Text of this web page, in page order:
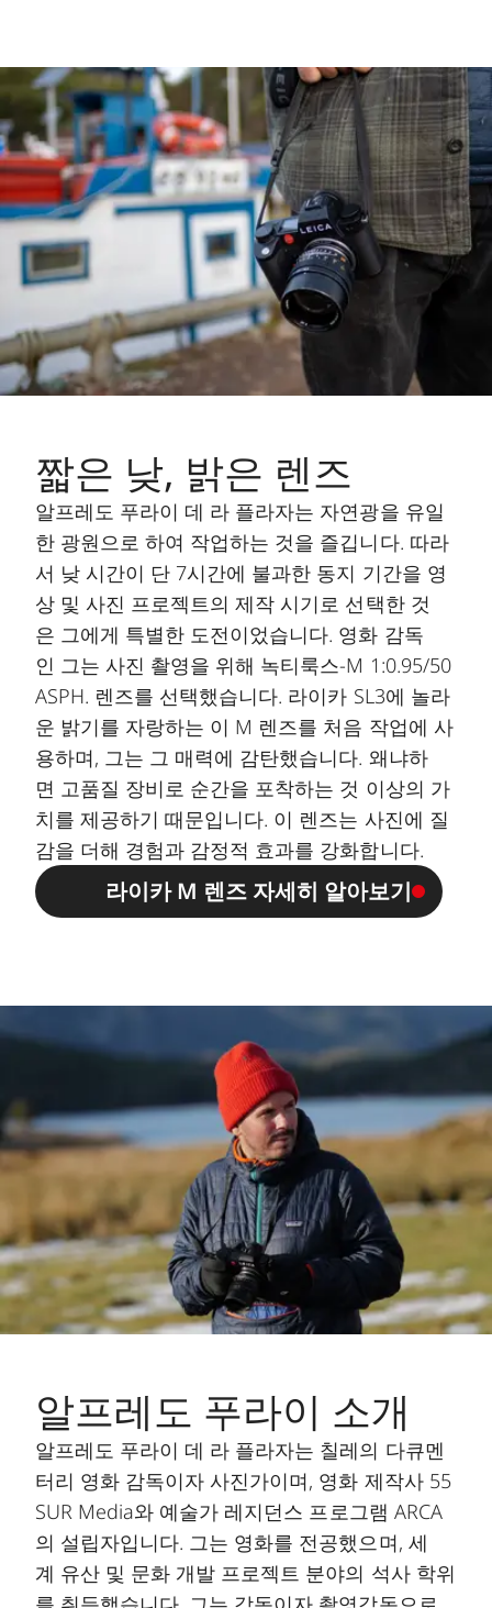
짧은 낮, 밝은 렌즈
알프레도 푸라이 데 라 플라자는 자연광을 유일
한 광원으로 하여 작업하는 것을 즐깁니다. 따라
서 낮 시간이 단 7시간에 불과한 동지 기간을 영
상 및 사진 프로젝트의 제작 시기로 선택한 것
은 그에게 특별한 도전이었습니다. 영화 감독
인 그는 사진 촬영을 위해 녹티룩스-M 1:0.95/50
ASPH. 렌즈를 선택했습니다. 라이카 SL3에 놀라
운 밝기를 자랑하는 이 M 렌즈를 처음 작업에 사
용하며, 그는 그 매력에 감탄했습니다. 왜냐하
면 고품질 장비로 순간을 포착하는 것 이상의 가
치를 제공하기 때문입니다. 이 렌즈는 사진에 질
감을 더해 경험과 감정적 효과를 강화합니다.
라이카 M 렌즈 자세히 알아보기
알프레도 푸라이 소개
알프레도 푸라이 데 라 플라자는 칠레의 다큐멘
터리 영화 감독이자 사진가이며, 영화 제작사 55
SUR Media와 예술가 레지던스 프로그램 ARCA
의 설립자입니다. 그는 영화를 전공했으며, 세
계 유산 및 문화 개발 프로젝트 분야의 석사 학위